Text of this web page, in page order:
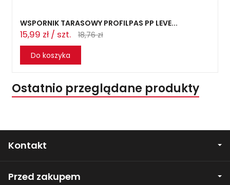
WSPORNIK TARASOWY PROFILPAS PP LEVE...
15,99 zł / szt.
18,76 zł
Do koszyka
Ostatnio przeglądane produkty
Kontakt
Przed zakupem